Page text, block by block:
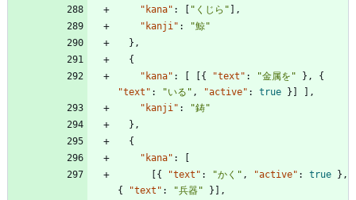
"kana" : "くじら"
,
"kanji" :
"鯨"
} ,
{
"kana" : { "text" : "金属を" } ,
{
"text" : "いる" , "active" : true }
,
"kanji" :
"鋳"
} ,
{
"kana" :
{ "text" : "かく" , "active" : true } ,
{
"text" : "兵器" }
,